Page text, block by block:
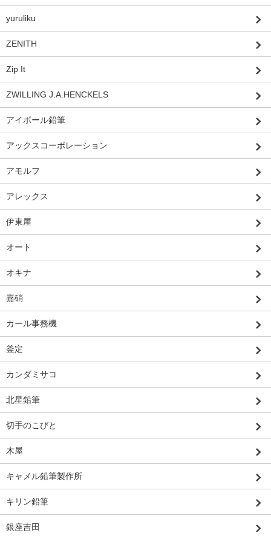
yuruliku
ZENITH
Zip It
ZWILLING J.A.HENCKELS
アイボール鉛筆
アックスコーポレーション
アモルフ
アレックス
伊東屋
オート
オキナ
嘉硝
カール事務機
釜定
カンダミサコ
北星鉛筆
切手のこびと
木屋
キャメル鉛筆製作所
キリン鉛筆
銀座吉田